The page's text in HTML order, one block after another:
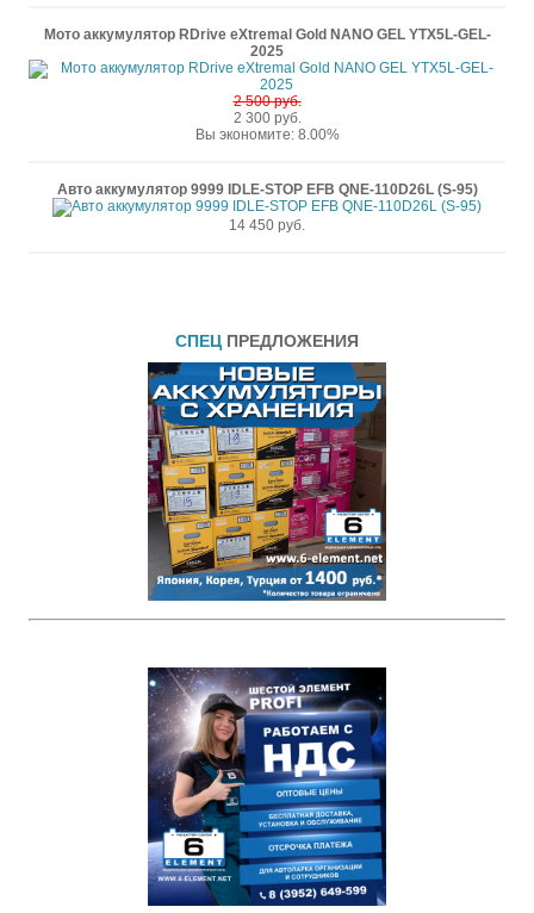
СПЕЦ ПРЕДЛОЖЕНИЯ
Мото аккумулятор RDrive eXtremal Gold NANO GEL YTX5L-GEL-
2025
2 500 руб.
2 300 руб.
Вы экономите: 8.00%
Авто аккумулятор 9999 IDLE-STOP EFB QNE-110D26L (S-95)
14 450 руб.